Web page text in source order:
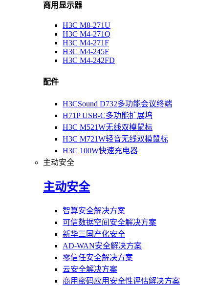
商用显示器
H3C M8-271U
H3C M4-271Q
H3C M4-271F
H3C M4-245F
H3C M4-242FD
配件
H3CSound D732多功能会议终端
H71P USB-C多功能扩展坞
H3C M521W无线双模鼠标
H3C M721W轻音无线双模鼠标
H3C 100W快速充电器
主动安全
主动安全
智算安全解决方案
可信数据空间安全解决方案
新华三国产化安全
AD-WAN安全解决方案
零信任安全解决方案
云安全解决方案
商用密码应用安全性评估解决方案